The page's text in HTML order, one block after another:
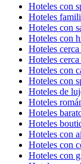
Hoteles con
Hoteles
Hoteles con
Hoteles con
Hoteles
Hoteles
Hoteles con
Hoteles con
Hoteles de
Hoteles
Hoteles
Hoteles
Hoteles con
Hoteles con
Hoteles con